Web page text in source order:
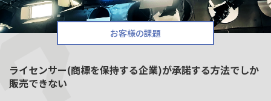
お客様の課題
ライセンサー(商標を保持する企業)が承諾する方法でしか
販売できない